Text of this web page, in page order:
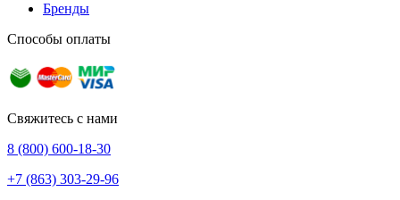
Бренды
Способы оплаты
Свяжитесь с нами
8 (800) 600-18-30
+7 (863) 303-29-96